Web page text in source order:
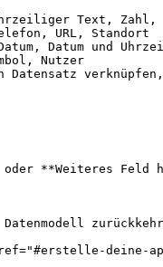
Text, Zahl,
URL, Standort
Datum und
Nutzer
**Weiteres Feld
deine-